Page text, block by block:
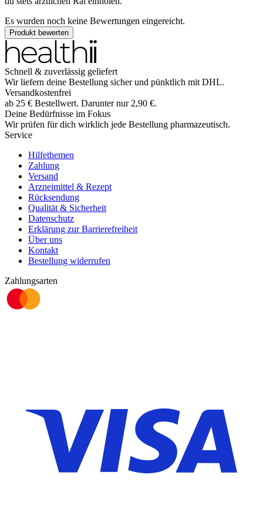
Es wurden noch keine Bewertungen eingereicht.
Produkt bewerten
Schnell & zuverlässig geliefert
Wir liefern deine Bestellung sicher und pünktlich mit DHL.
Versandkostenfrei
ab 25 € Bestellwert. Darunter nur 2,90 €.
Deine Bedürfnisse im Fokus
Wir prüfen für dich wirklich jede Bestellung pharmazeutisch.
Service
Hilfethemen
Zahlung
Versand
Arzneimittel & Rezept
Rücksendung
Qualität & Sicherheit
Datenschutz
Erklärung zur Barrierefreiheit
Über uns
Kontakt
Bestellung widerrufen
Zahlungsarten